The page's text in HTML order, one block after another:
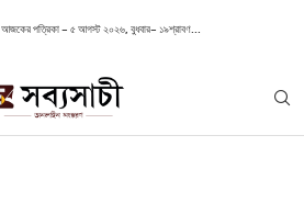
আজকের পত্রিকা – ৫ আগস্ট ২০২৬, বুধবার– ১৯শ্রাবণ...